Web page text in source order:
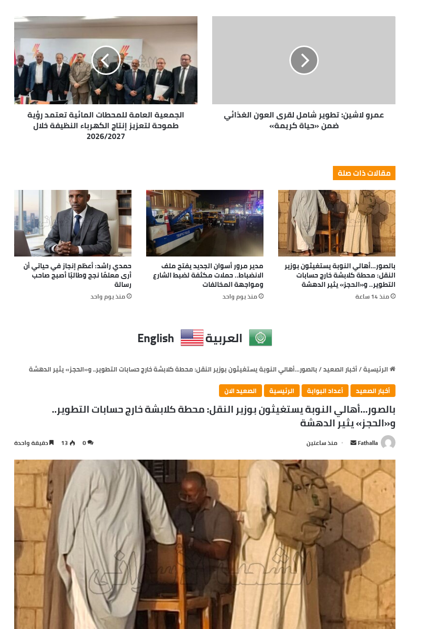
عمرو لاشين: تطوير شامل لقرى العون الغذائي
ضمن «حياة كريمة»
الجمعية العامة للمحطات المائية تعتمد رؤية
طموحة لتعزيز إنتاج الكهرباء النظيفة خلال
2026/2027
مقالات ذات صلة
بالصور…أهالي النوبة يستغيثون بوزير
النقل: محطة كلابشة خارج حسابات
التطوير.. و«الحجز» يثير الدهشة
منذ 14 ساعة
مدير مرور أسوان الجديد يفتح ملف
الانضباط.. حملات مكثفة لضبط الشارع
ومواجهة المخالفات
منذ يوم واحد
حمدي راشد: أعظم إنجاز في حياتي أن
أرى معلمًا نجح وطالبًا أصبح صاحب
رسالة
منذ يوم واحد